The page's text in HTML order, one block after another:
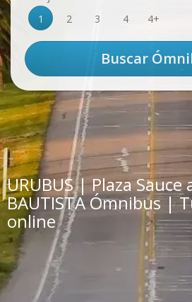
1
2 3 4 4+
URUBUS | Plaza Sauce
BAUTISTA Ómnibus |
online